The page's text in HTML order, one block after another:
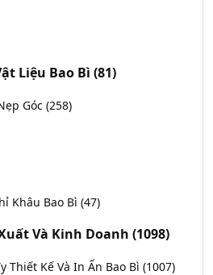
Liệu Bao Bì (81)
Góc (258)
Khâu Bao Bì (47)
Và Kinh Doanh (1098)
Thiết Kế Và In Ấn Bao Bì (1007)